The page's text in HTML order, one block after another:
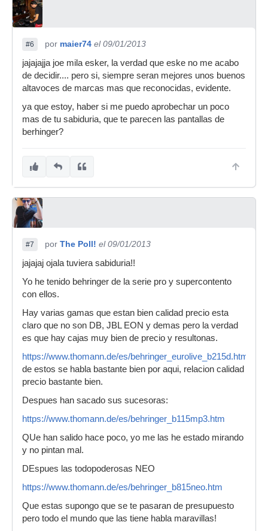
#6 por maier74 el 09/01/2013
jajajajja joe mila esker, la verdad que eske no me acabo
de decidir.... pero si, siempre seran mejores unos buenos
altavoces de marcas mas que reconocidas, evidente.
ya que estoy, haber si me puedo aprobechar un poco
mas de tu sabiduria, que te parecen las pantallas de
berhinger?
#7 por The Poll! el 09/01/2013
jajajaj ojala tuviera sabiduria!!
Yo he tenido behringer de la serie pro y supercontento
con ellos.
Hay varias gamas que estan bien calidad precio esta
claro que no son DB, JBL EON y demas pero la verdad
es que hay cajas muy bien de precio y resultonas.
https://www.thomann.de/es/behringer_eurolive_b215d.htm
de estos se habla bastante bien por aqui, relacion calidad
precio bastante bien.
Despues han sacado sus sucesoras:
https://www.thomann.de/es/behringer_b115mp3.htm
QUe han salido hace poco, yo me las he estado mirando
y no pintan mal.
DEspues las todopoderosas NEO
https://www.thomann.de/es/behringer_b815neo.htm
Que estas supongo que se te pasaran de presupuesto
pero todo el mundo que las tiene habla maravillas!